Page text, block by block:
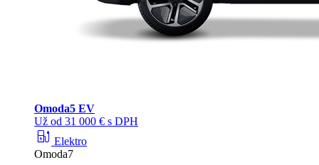
Omoda5 EV
Už od 31 000 € s DPH
ev_station Elektro
Omoda7